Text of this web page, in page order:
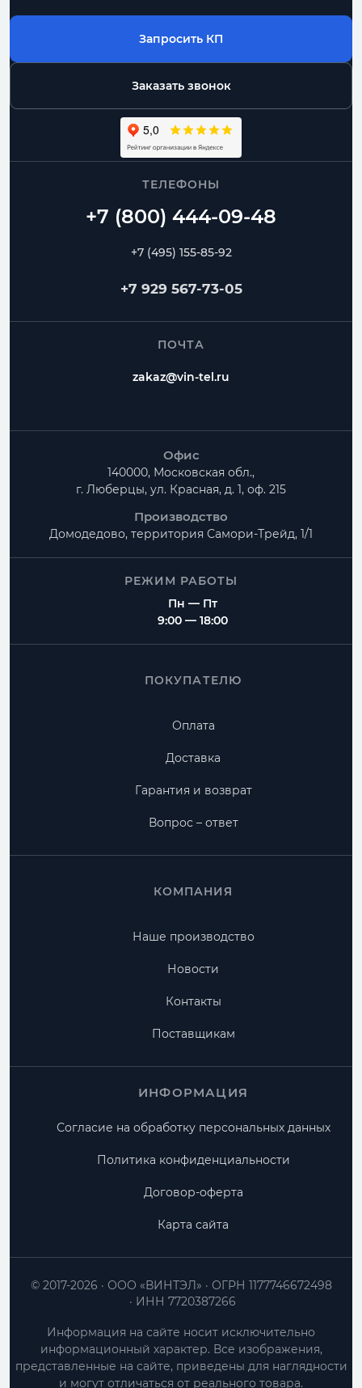
Запросить КП
Заказать звонок
ТЕЛЕФОНЫ
+7 (495) 155-85-92
+7 929 567-73-05
ПОЧТА
zakaz@vin-tel.ru
Офис
140000, Московская обл.,
г. Люберцы, ул. Красная, д. 1, оф. 215
Производство
Домодедово, территория Самори-Трейд, 1/1
РЕЖИМ РАБОТЫ
Пн — Пт
9:00 — 18:00
ПОКУПАТЕЛЮ
Оплата
Доставка
Гарантия и возврат
Вопрос – ответ
КОМПАНИЯ
Наше производство
Новости
Контакты
Поставщикам
ИНФОРМАЦИЯ
Согласие на обработку персональных данных
Политика конфиденциальности
Договор-оферта
Карта сайта
ООО «ВИНТЭЛ»
ОГРН 1177746672498
ИНН 7720387266
© 2017-2026
Информация на сайте носит исключительно
информационный характер. Все изображения,
представленные на сайте, приведены для наглядности
и могут отличаться от реального товара.